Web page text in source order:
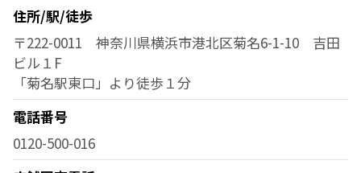
住所/駅/徒歩
〒222-0011 神奈川県横浜市港北区菊名6-1-10 吉田
ビル１F
「菊名駅東口」より徒歩１分
電話番号
0120-500-016